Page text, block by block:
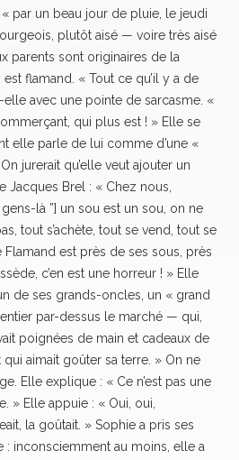
par un beau jour de pluie, le jeudi
plutôt aisé — voire très aisé
parents sont originaires de la
flamand. « Tout ce qu’il y a de
avec une pointe de sarcasme. «
qui plus est ! » Elle se
elle parle de lui comme d’une «
jurerait qu’elle veut ajouter un
Jacques Brel : « Chez nous,
là ”] un sou est un sou, on ne
tout s’achète, tout se vend, tout se
Flamand est près de ses sous, près
c’en est une horreur ! » Elle
de ses grands-oncles, un « grand
par-dessus le marché — qui,
poignées de main et cadeaux de
qui aimait goûter sa terre. » On ne
Elle explique : « Ce n’est pas une
» Elle appuie : « Oui, oui,
la goûtait. » Sophie a pris ses
: inconsciemment au moins, elle a